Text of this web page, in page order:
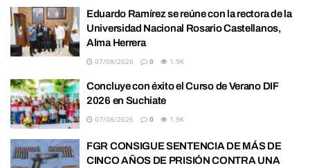
Eduardo Ramírez se reúne con la rectora de la
Universidad Nacional Rosario Castellanos,
Alma Herrera
07/08/2026 0 1.9K
Concluye con éxito el Curso de Verano DIF
2026 en Suchiate
07/08/2026 0 1.9K
FGR CONSIGUE SENTENCIA DE MÁS DE
CINCO AÑOS DE PRISIÓN CONTRA UNA